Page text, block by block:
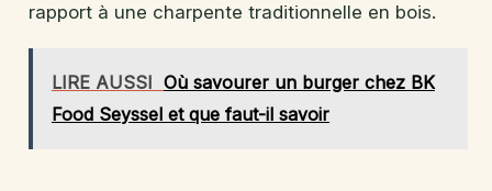
rapport à une charpente traditionnelle en bois.
LIRE AUSSI Où savourer un burger chez BK
Food Seyssel et que faut-il savoir